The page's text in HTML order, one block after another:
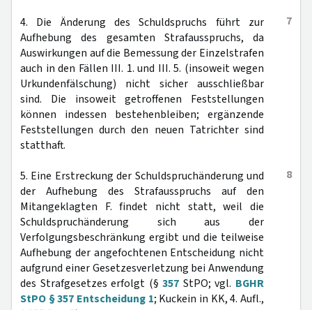
7
4. Die Änderung des Schuldspruchs führt zur
Aufhebung des gesamten Strafausspruchs, da
Auswirkungen auf die Bemessung der Einzelstrafen
auch in den Fällen III. 1. und III. 5. (insoweit wegen
Urkundenfälschung) nicht sicher ausschließbar
sind. Die insoweit getroffenen Feststellungen
können indessen bestehenbleiben; ergänzende
Feststellungen durch den neuen Tatrichter sind
statthaft.
8
5. Eine Erstreckung der Schuldspruchänderung und
der Aufhebung des Strafausspruchs auf den
Mitangeklagten F. findet nicht statt, weil die
Schuldspruchänderung sich aus der
Verfolgungsbeschränkung ergibt und die teilweise
Aufhebung der angefochtenen Entscheidung nicht
aufgrund einer Gesetzesverletzung bei Anwendung
des Strafgesetzes erfolgt (§357 StPO; vgl. BGHR
StPO § 357 Entscheidung 1; Kuckein in KK, 4. Aufl.,